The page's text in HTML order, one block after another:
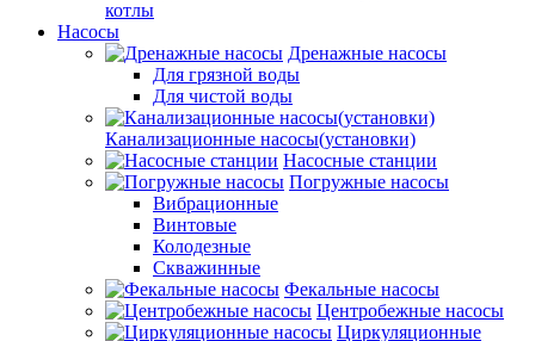
котлы
Насосы
Дренажные насосы
Для грязной воды
Для чистой воды
Канализационные насосы(установки)
Насосные станции
Погружные насосы
Вибрационные
Винтовые
Колодезные
Скважинные
Фекальные насосы
Центробежные насосы
Циркуляционные